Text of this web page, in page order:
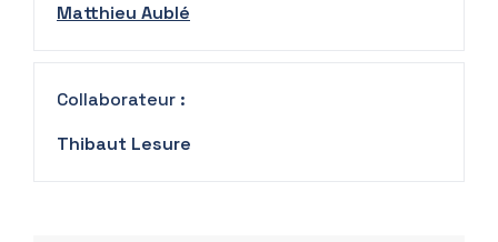
Matthieu Aublé
Collaborateur :
Thibaut Lesure